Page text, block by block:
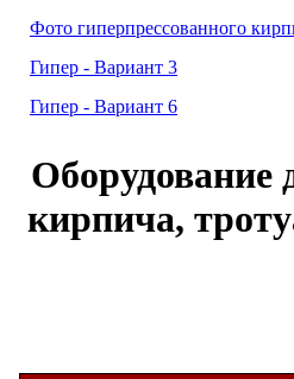
Фото гиперпрессованного
Гипер - Вариант 3
Гипер - Вариант 6
Оборудование
кирпича,